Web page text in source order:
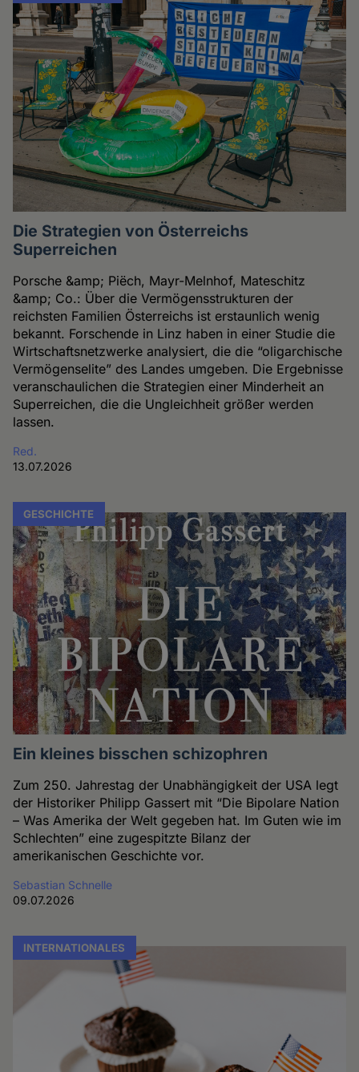
Die Strategien von Österreichs
Superreichen
Porsche &amp; Piëch, Mayr-Melnhof, Mateschitz
&amp; Co.: Über die Vermögensstrukturen der
reichsten Familien Österreichs ist erstaunlich wenig
bekannt. Forschende in Linz haben in einer Studie die
Wirtschaftsnetzwerke analysiert, die die “oligarchische
Vermögenselite” des Landes umgeben. Die Ergebnisse
veranschaulichen die Strategien einer Minderheit an
Superreichen, die die Ungleichheit größer werden
lassen.
Red.
13.07.2026
GESCHICHTE
Ein kleines bisschen schizophren
Zum 250. Jahrestag der Unabhängigkeit der USA legt
der Historiker Philipp Gassert mit “Die Bipolare Nation
– Was Amerika der Welt gegeben hat. Im Guten wie im
Schlechten” eine zugespitzte Bilanz der
amerikanischen Geschichte vor.
Sebastian Schnelle
09.07.2026
INTERNATIONALES